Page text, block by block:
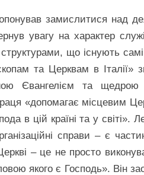
замислитися над
увагу на характер
що існують
та Церквам в Італії»
Євангелієм та
«допомагає місцевим
в цій країні та у світі».
справи – є
– це не просто
якого є Господь». Він